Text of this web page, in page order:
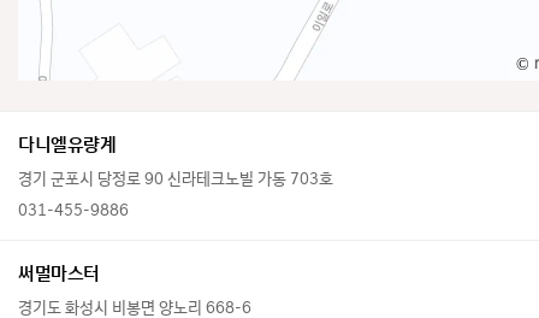
©
다니엘유량계
경기 군포시 당정로 90 신라테크노빌 가동 703호
031-455-9886
써멀마스터
경기도 화성시 비봉면 양노리 668-6